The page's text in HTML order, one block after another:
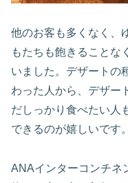
他のお客も多くなく、
もたちも飽きることな
いました。デザートの
わった人から、デザー
だしっかり食べたい人
できるのが嬉しいです。
ANAインターコンチネ